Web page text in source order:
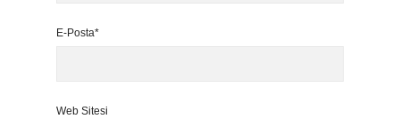
E-Posta*
Web Sitesi